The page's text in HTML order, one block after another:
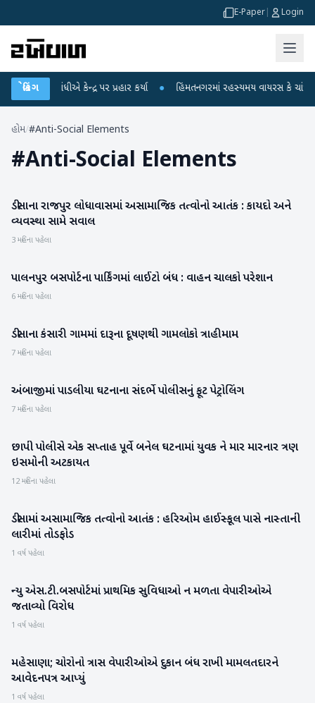
E-Paper Login
બ્રેકિંગ
રાહુલ ગાંધીએ કેન્દ્ર પર પ્રહાર કર્યા ● હિંમતનગરમાં રહસ્યમય વાયરસ કે ચાંદીપુરા?
હોમ/#Anti-Social Elements
#Anti-Social Elements
બનાસકાંઠા
ડીસાના રાજપુર લોધાવાસમાં અસામાજિક તત્વોનો આતંક : કાયદો અને
વ્યવસ્થા સામે સવાલ
3 મહિના પહેલા
બનાસકાંઠા
પાલનપુર બસપોર્ટના પાર્કિંગમાં લાઈટો બંધ : વાહન ચાલકો પરેશાન
6 મહિના પહેલા
બનાસકાંઠા
ડીસાના કંસારી ગામમાં દારૂના દૂષણથી ગામલોકો ત્રાહીમામ
7 મહિના પહેલા
બનાસકાંઠા
અંબાજીમાં પાડલીયા ઘટનાના સંદર્ભે પોલીસનું ફૂટ પેટ્રોલિંગ
7 મહિના પહેલા
બનાસકાંઠા
છાપી પોલીસે એક સપ્તાહ પૂર્વે બનેલ ઘટનામાં યુવક ને માર મારનાર ત્રણ
ઇસમોની અટકાયત
12 મહિના પહેલા
બનાસકાંઠા
ડીસામાં અસામાજિક તત્વોનો આતંક : હરિઓમ હાઈસ્કૂલ પાસે નાસ્તાની
લારીમાં તોડફોડ
1 વર્ષ પહેલા
બનાસકાંઠા
ન્યુ એસ.ટી.બસપોર્ટમાં પ્રાથમિક સુવિધાઓ ન મળતા વેપારીઓએ
જતાવ્યો વિરોધ
1 વર્ષ પહેલા
મહેસાણા
મહેસાણા; ચોરોનો ત્રાસ વેપારીઓએ દુકાન બંધ રાખી મામલતદારને
આવેદનપત્ર આપ્યું
1 વર્ષ પહેલા